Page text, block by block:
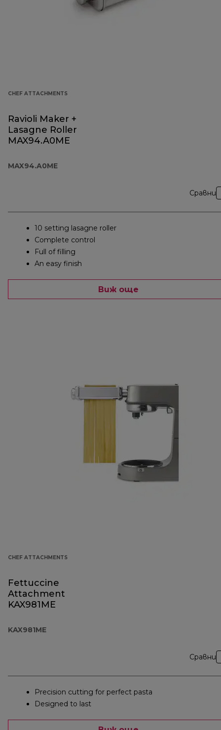
CHEF ATTACHMENTS
Ravioli Maker +
Lasagne Roller
MAX94.A0ME
MAX94.A0ME
Сравни
10 setting lasagne roller
Complete control
Full of filling
An easy finish
Виж още
CHEF ATTACHMENTS
Fettuccine
Attachment
KAX981ME
KAX981ME
Сравни
Precision cutting for perfect pasta
Designed to last